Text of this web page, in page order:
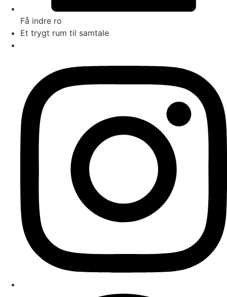
Få indre ro
Et trygt rum til samtale